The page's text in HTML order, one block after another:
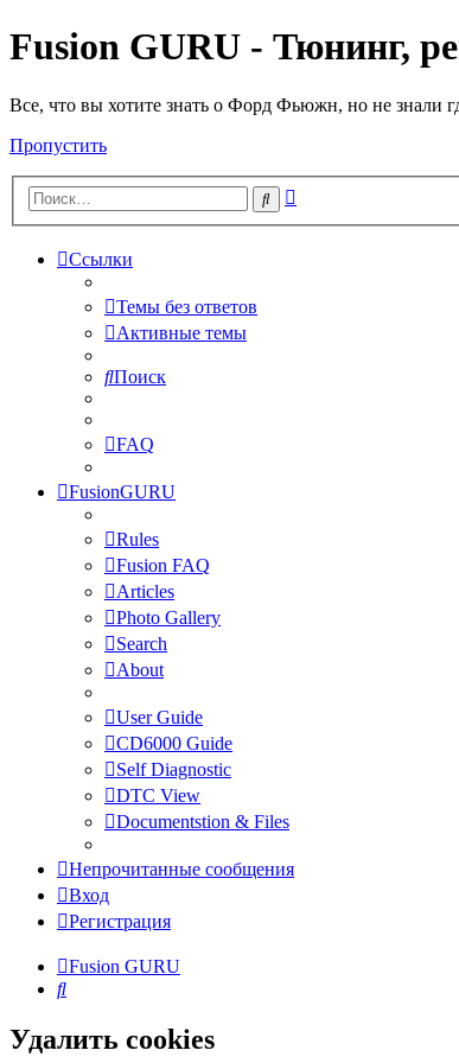
Fusion GURU - Тюнинг,
Все, что вы хотите знать о Форд Фьюжн, но не знали
Пропустить
Поиск
Ссылки
Темы без ответов
Активные темы
Поиск
FAQ
FusionGURU
Rules
Fusion FAQ
Articles
Photo Gallery
Search
About
User Guide
CD6000 Guide
Self Diagnostic
DTC View
Documentstion & Files
Непрочитанные сообщения
Вход
Регистрация
Fusion GURU
Поиск
Удалить cookies